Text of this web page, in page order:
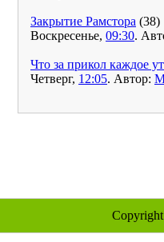
Закрытие Рамстора (38)
Воскресенье, 09:30.
Что за прикол каждое
Четверг, 12:05. Автор: